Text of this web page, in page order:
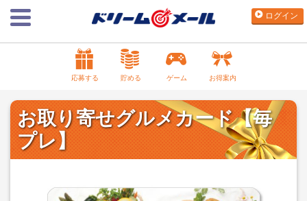
ログイン
応募する 貯める ゲーム お得案内
お取り寄せグルメカード【毎
プレ】